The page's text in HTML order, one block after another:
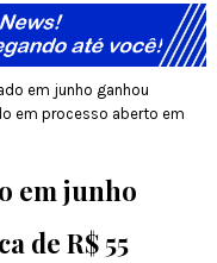
em junho ganhou
em processo aberto em
em junho
de R$ 55